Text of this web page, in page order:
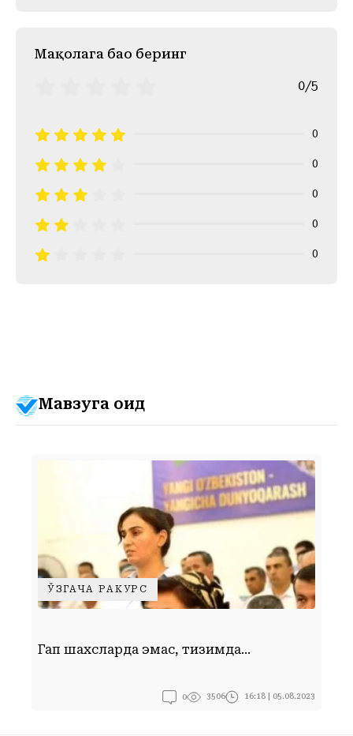
Mақолага баҳо беринг
0/5
0
0
0
0
0
Мавзуга оид
ЎЗГАЧА РАКУРС
Гап шахсларда эмас, тизимда...
0 3506 16:18 | 05.08.2023